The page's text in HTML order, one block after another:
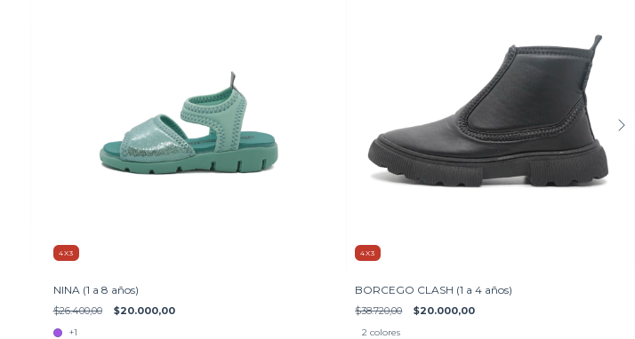
4X3
NINA (1 a 8 años)
$26.400,00 $20.000,00
+1
4X3
BORCEGO CLASH (1 a 4 años)
$38.720,00 $20.000,00
2 colores